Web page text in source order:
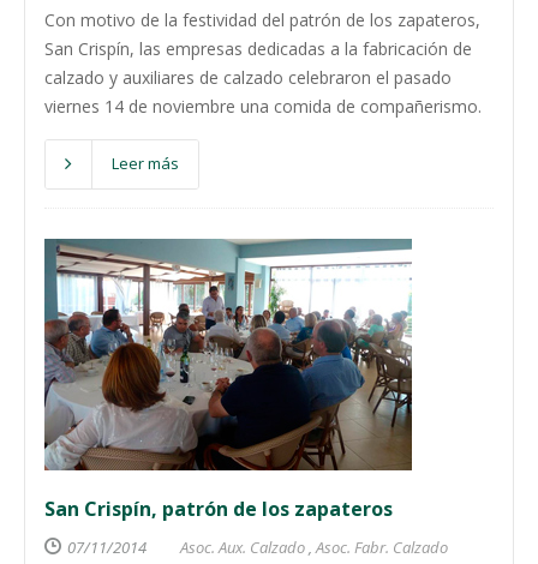
Con motivo de la festividad del patrón de los zapateros,
San Crispín, las empresas dedicadas a la fabricación de
calzado y auxiliares de calzado celebraron el pasado
viernes 14 de noviembre una comida de compañerismo.
Leer más
San Crispín, patrón de los zapateros
07/11/2014 Asoc. Aux. Calzado,Asoc. Fabr. Calzado